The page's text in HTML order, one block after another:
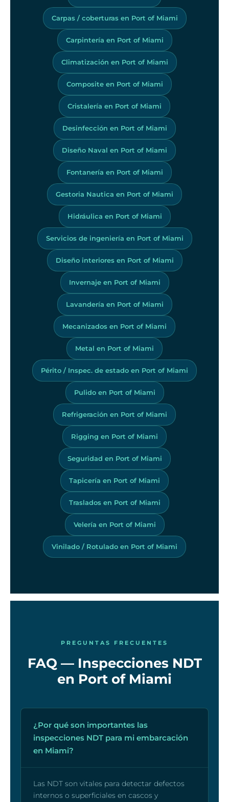
Carpas / coberturas en Port of Miami
Carpintería en Port of Miami
Climatización en Port of Miami
Composite en Port of Miami
Cristalería en Port of Miami
Desinfección en Port of Miami
Diseño Naval en Port of Miami
Fontanería en Port of Miami
Gestoria Nautica en Port of Miami
Hidráulica en Port of Miami
Servicios de ingeniería en Port of Miami
Diseño interiores en Port of Miami
Invernaje en Port of Miami
Lavandería en Port of Miami
Mecanizados en Port of Miami
Metal en Port of Miami
Périto / Inspec. de estado en Port of Miami
Pulido en Port of Miami
Refrigeración en Port of Miami
Rigging en Port of Miami
Seguridad en Port of Miami
Tapicería en Port of Miami
Traslados en Port of Miami
Velería en Port of Miami
Vinilado / Rotulado en Port of Miami
PREGUNTAS FRECUENTES
FAQ — Inspecciones NDT
en Port of Miami
¿Por qué son importantes las
inspecciones NDT para mi embarcación
en Miami?
Las NDT son vitales para detectar defectos
internos o superficiales en cascos y